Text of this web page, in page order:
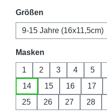
Größen
9-15 Jahre (16x11,5cm)
Masken
1 2 3 4 5
14
15 16 17
25
26 27 28